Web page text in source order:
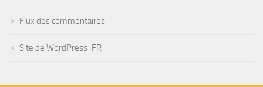
Flux des commentaires
Site de WordPress-FR